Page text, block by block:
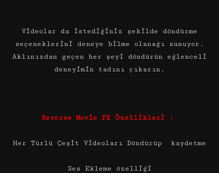
Videolar da istediğiniz şekilde döndürme
seçeneklerini deneye bilme olanağı sunuyor.
Aklınızdan geçen her şeyi döndürün eğlenceli
deneyimin tadını çıkarın.
Reverse Movie FX Özellikleri :
Her Türlü Çeşit Videoları Döndürüp kaydetme
Ses Ekleme özelliği